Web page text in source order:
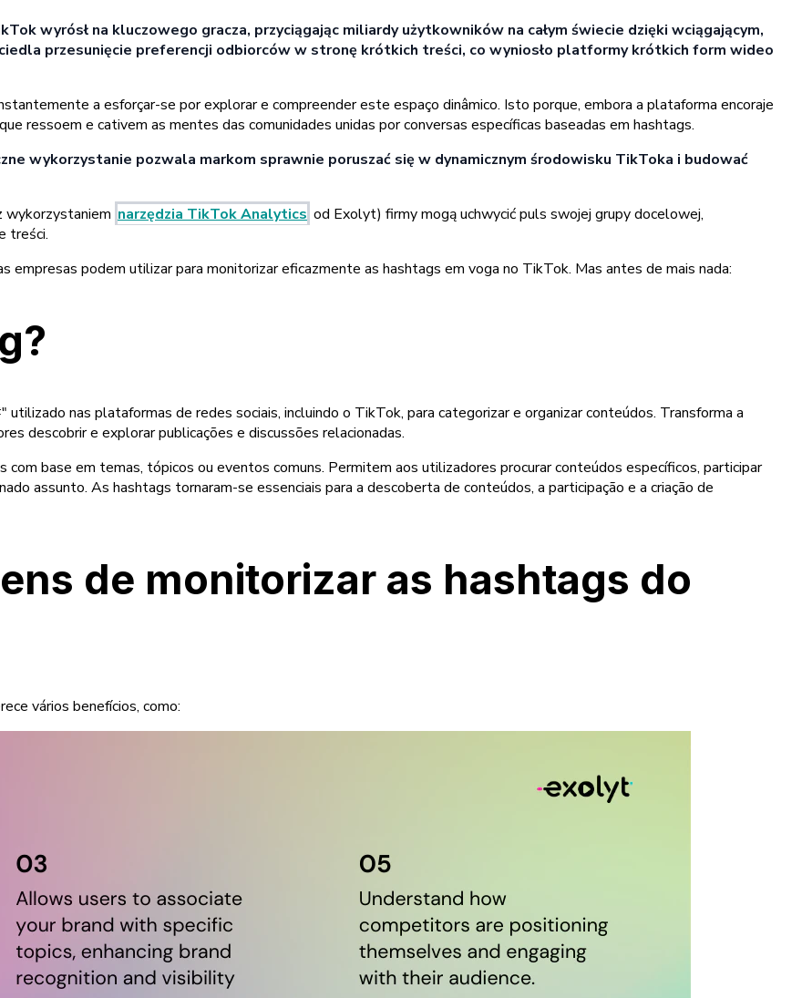
wyrósł na kluczowego gracza, przyciągając miliardy użytkowników na całym świecie dzięki wciągającym,
przesunięcie preferencji odbiorców w stronę krótkich treści, co wyniosło platformy krótkich form wideo
a esforçar-se por explorar e compreender este espaço dinâmico. Isto porque, embora a plataforma encoraje
ressoem e cativem as mentes das comunidades unidas por conversas específicas baseadas em hashtags.
wykorzystanie pozwala markom sprawnie poruszać się w dynamicznym środowisku TikToka i budować
wykorzystaniem narzędzia TikTok Analytics od Exolyt) firmy mogą uchwycić puls swojej grupy docelowej,
treści.
empresas podem utilizar para monitorizar eficazmente as hashtags em voga no TikTok. Mas antes de mais nada:
nas plataformas de redes sociais, incluindo o TikTok, para categorizar e organizar conteúdos. Transforma a
descobrir e explorar publicações e discussões relacionadas.
base em temas, tópicos ou eventos comuns. Permitem aos utilizadores procurar conteúdos específicos, participar
assunto. As hashtags tornaram-se essenciais para a descoberta de conteúdos, a participação e a criação de
de monitorizar as hashtags do
vários benefícios, como: